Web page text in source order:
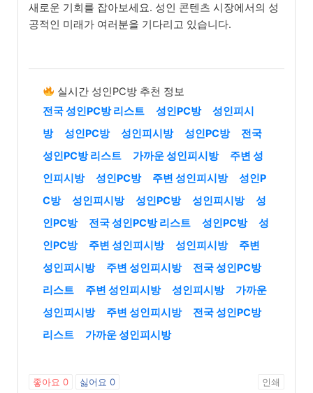
새로운 기회를 잡아보세요. 성인 콘텐츠 시장에서의 성
공적인 미래가 여러분을 기다리고 있습니다.
실시간 성인PC방 추천 정보
전국 성인PC방 리스트
성인PC방
성인피시
방
성인PC방 성인피시방 성인PC방
전국
성인PC방 리스트
가까운 성인피시방
주변 성
인피시방
성인PC방 주변 성인피시방
성인P
C방
성인피시방 성인PC방 성인피시방
성
인PC방
전국 성인PC방 리스트 성인PC방
성
인PC방
주변 성인피시방 성인피시방
주변
성인피시방
주변 성인피시방
전국 성인PC방
리스트
주변 성인피시방 성인피시방
가까운
성인피시방
주변 성인피시방
전국 성인PC방
리스트
가까운 성인피시방
좋아요 0 싫어요 0 인쇄